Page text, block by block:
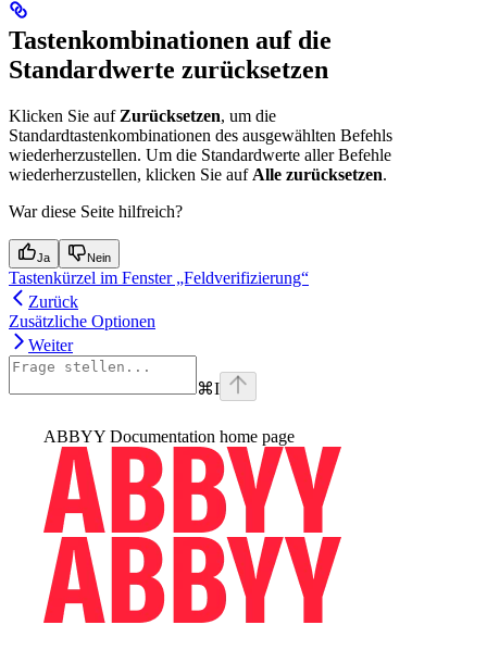
Tastenkombinationen auf die
Standardwerte zurücksetzen
Klicken Sie auf Zurücksetzen, um die
Standardtastenkombinationen des ausgewählten Befehls
wiederherzustellen. Um die Standardwerte aller Befehle
wiederherzustellen, klicken Sie auf Alle zurücksetzen.
War diese Seite hilfreich?
Ja Nein
Tastenkürzel im Fenster „Feldverifizierung“
Zurück
Zusätzliche Optionen
Weiter
⌘I
ABBYY Documentation home page